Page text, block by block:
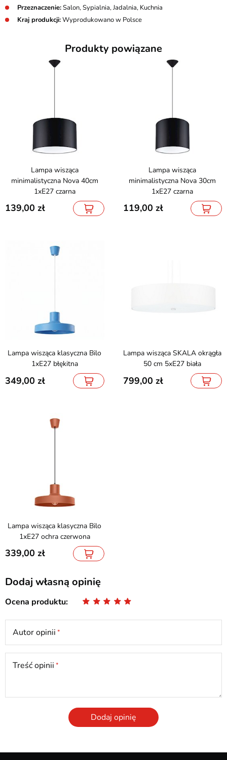
Przeznaczenie:Salon, Sypialnia, Jadalnia, Kuchnia
Kraj produkcji:Wyprodukowano w Polsce
Produkty powiązane
Lampa wisząca
minimalistyczna Nova 40cm
1xE27 czarna
139,00
Lampa wisząca
minimalistyczna Nova 30cm
1xE27 czarna
119,00
Lampa wisząca klasyczna Bilo
1xE27 błękitna
349,00
Lampa wisząca SKALA okrągła
50 cm 5xE27 biała
799,00
Lampa wisząca klasyczna Bilo
1xE27 ochra czerwona
339,00
Dodaj własną opinię
Ocena produktu
Autor opinii
Treść opinii
Dodaj opinię